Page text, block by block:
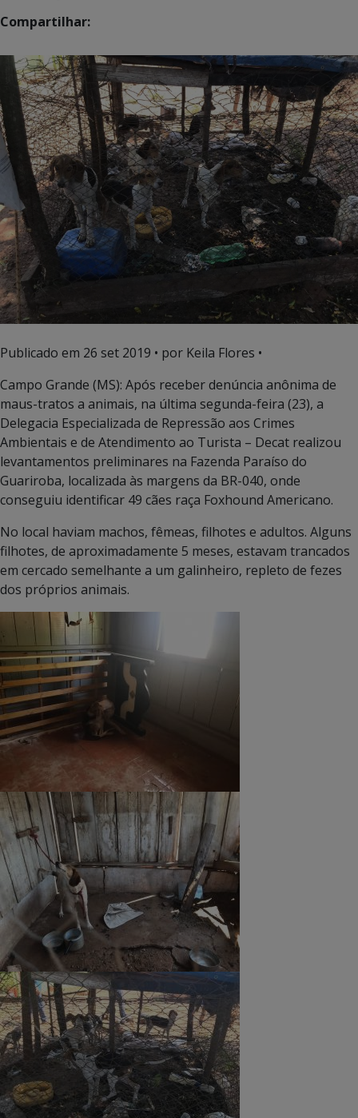
Compartilhar:
Publicado em 26 set 2019 • por Keila Flores •
Campo Grande (MS): Após receber denúncia anônima de
maus-tratos a animais, na última segunda-feira (23), a
Delegacia Especializada de Repressão aos Crimes
Ambientais e de Atendimento ao Turista – Decat realizou
levantamentos preliminares na Fazenda Paraíso do
Guariroba, localizada às margens da BR-040, onde
conseguiu identificar 49 cães raça Foxhound Americano.
No local haviam machos, fêmeas, filhotes e adultos. Alguns
filhotes, de aproximadamente 5 meses, estavam trancados
em cercado semelhante a um galinheiro, repleto de fezes
dos próprios animais.